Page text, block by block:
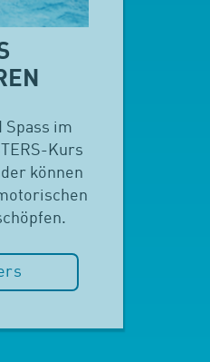
Spass im
Kurs
können